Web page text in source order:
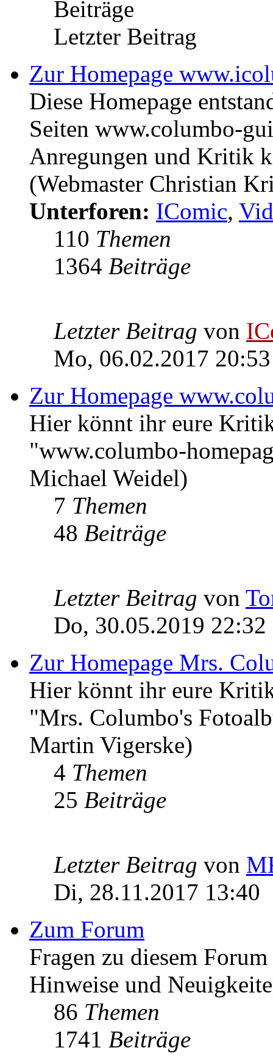
Beiträge
Letzter Beitrag
Zur Homepage
Diese Homepage
Seiten www.columbo-
Anregungen und Kritik
(Webmaster Christian
Unterforen: IComic,
110 Themen
1364 Beiträge
Letzter Beitrag von
Mo, 06.02.2017 20:53
Zur Homepage
Hier könnt ihr eure
"www.columbo-
Michael Weidel)
7 Themen
48 Beiträge
Letzter Beitrag von
Do, 30.05.2019 22:32
Zur Homepage Mrs.
Hier könnt ihr eure
"Mrs. Columbo's
Martin Vigerske)
4 Themen
25 Beiträge
Letzter Beitrag von
Di, 28.11.2017 13:40
Zum Forum
Fragen zu diesem
Hinweise und
86 Themen
1741 Beiträge